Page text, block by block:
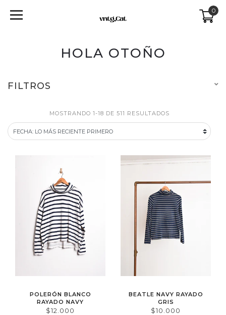
0
HOLA OTOÑO
FILTROS
MOSTRANDO 1-18 DE 511 RESULTADOS
POLERÓN BLANCO
RAYADO NAVY
$12.000
BEATLE NAVY RAYADO
GRIS
$10.000